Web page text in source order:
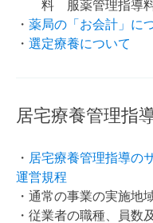
料 服薬管理指導料
・ 薬局の「お会計」に
・ 選定療養について
居宅療養管理指
・ 居宅療養管理指導の
運営規程
・通常の事業の実施
・従業者の職種、員数